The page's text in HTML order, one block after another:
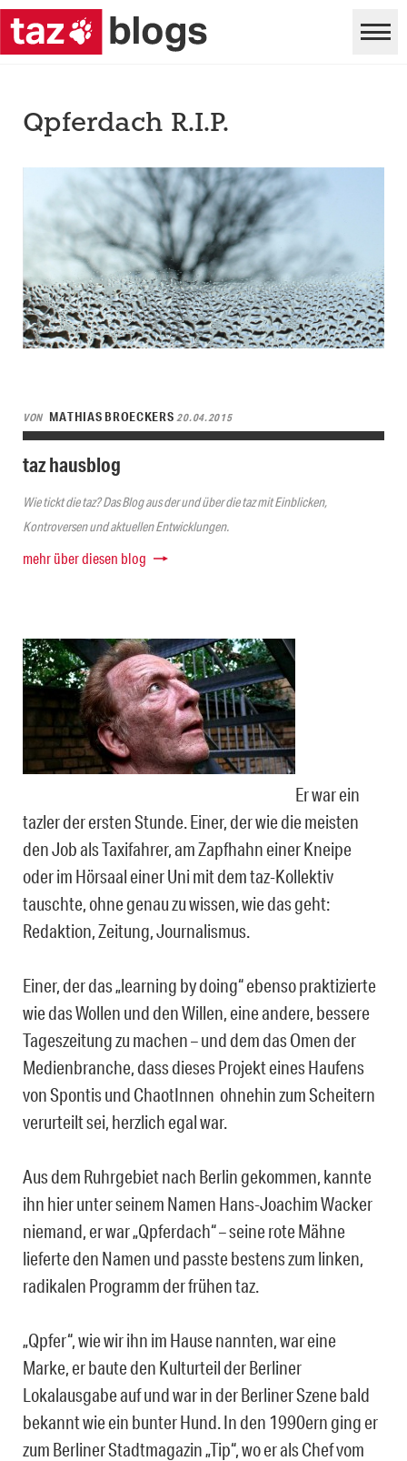
Qpferdach R.I.P.
VON MATHIAS BROECKERS20.04.2015
taz hausblog
Wie tickt die taz? Das Blog aus der und über die taz mit Einblicken,
Kontroversen und aktuellen Entwicklungen.
mehr über diesen blog
Er war ein
tazler der ersten Stunde. Einer, der wie die meisten
den Job als Taxifahrer, am Zapfhahn einer Kneipe
oder im Hörsaal einer Uni mit dem taz-Kollektiv
tauschte, ohne genau zu wissen, wie das geht:
Redaktion, Zeitung, Journalismus.
Einer, der das „learning by doing“ ebenso praktizierte
wie das Wollen und den Willen, eine andere, bessere
Tageszeitung zu machen – und dem das Omen der
Medienbranche, dass dieses Projekt eines Haufens
von Spontis und ChaotInnen ohnehin zum Scheitern
verurteilt sei, herzlich egal war.
Aus dem Ruhrgebiet nach Berlin gekommen, kannte
ihn hier unter seinem Namen Hans-Joachim Wacker
niemand, er war „Qpferdach“ – seine rote Mähne
lieferte den Namen und passte bestens zum linken,
radikalen Programm der frühen taz.
„Qpfer“, wie wir ihn im Hause nannten, war eine
Marke, er baute den Kulturteil der Berliner
Lokalausgabe auf und war in der Berliner Szene bald
bekannt wie ein bunter Hund. In den 1990ern ging er
zum Berliner Stadtmagazin „Tip“, wo er als Chef vom